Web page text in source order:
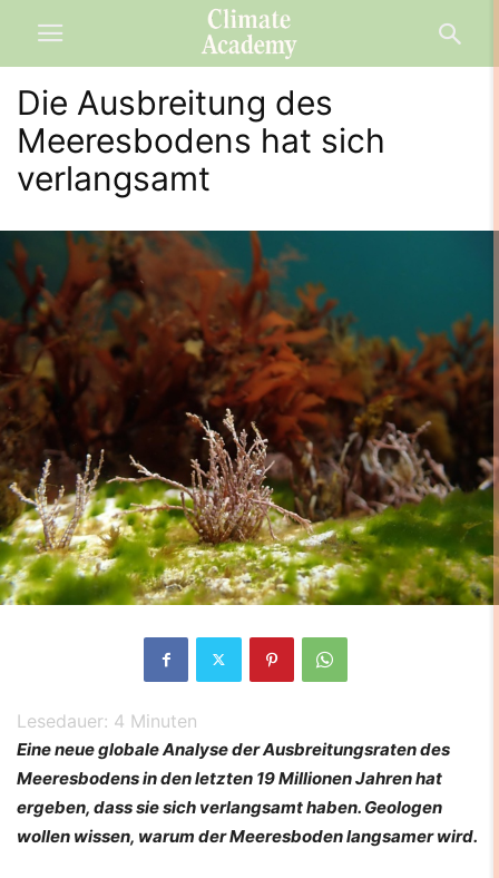
Die Ausbreitung des
Meeresbodens hat sich
verlangsamt
Lesedauer: 4 Minuten
Eine neue globale Analyse der Ausbreitungsraten des
Meeresbodens in den letzten 19 Millionen Jahren hat
ergeben, dass sie sich verlangsamt haben. Geologen
wollen wissen, warum der Meeresboden langsamer wird.